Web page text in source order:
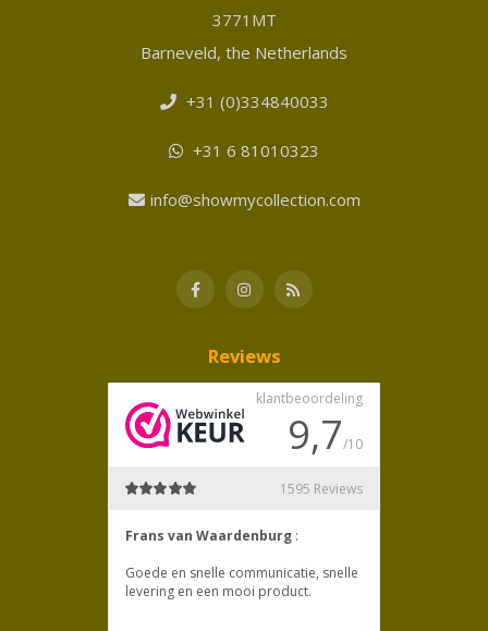
3771MT
Barneveld, the Netherlands
+31 (0)334840033
+31 6 81010323
info@showmycollection.com
Reviews